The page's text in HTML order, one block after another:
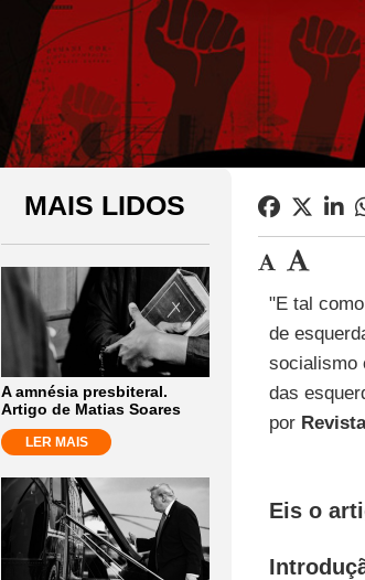
MAIS LIDOS
A amnésia presbiteral.
Artigo de Matias Soares
LER MAIS
"E tal
de
socialismo
das
por
Eis o